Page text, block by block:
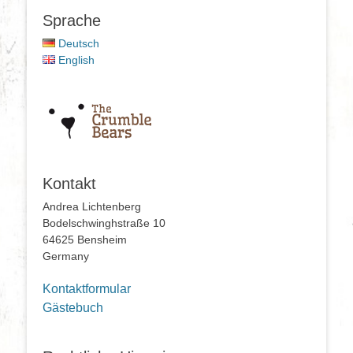
Sprache
Deutsch
English
Kontakt
Andrea Lichtenberg
Bodelschwinghstraße 10
64625 Bensheim
Germany
Kontaktformular
Gästebuch